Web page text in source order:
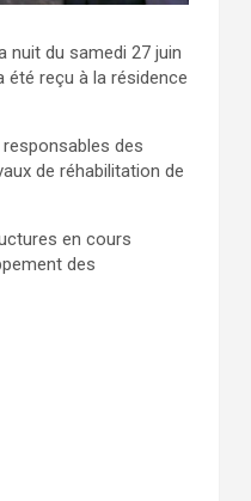
nuit du samedi 27 juin
été reçu à la résidence
des
de réhabilitation de
en cours
des